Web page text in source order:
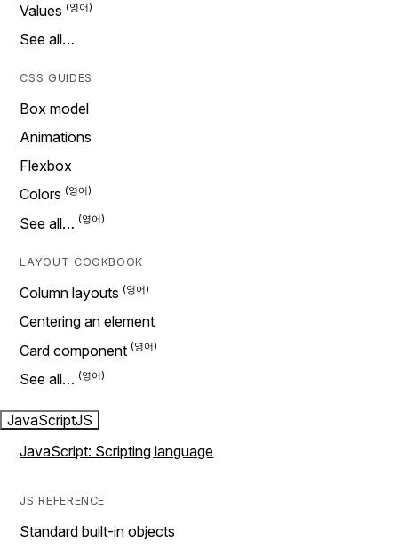
Values
See all…
CSS GUIDES
Box model
Animations
Flexbox
Colors
See all…
LAYOUT COOKBOOK
Column layouts
Centering an element
Card component
See all…
JavaScriptJS
JavaScript: Scripting language
JS REFERENCE
Standard built-in objects